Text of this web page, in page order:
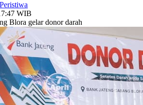
WIB
Blora gelar donor darah